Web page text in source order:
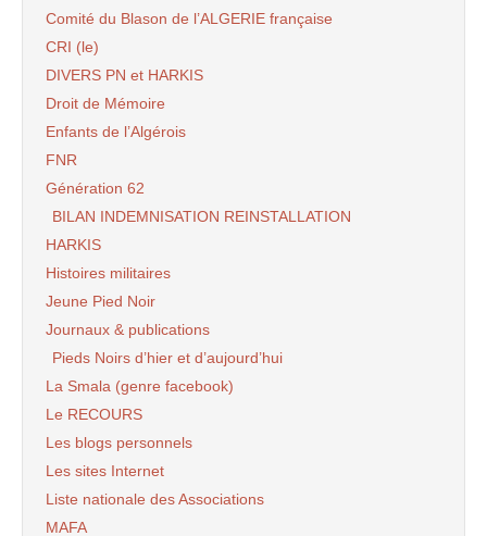
Comité du Blason de l’ALGERIE française
CRI (le)
DIVERS PN et HARKIS
Droit de Mémoire
Enfants de l’Algérois
FNR
Génération 62
BILAN INDEMNISATION REINSTALLATION
HARKIS
Histoires militaires
Jeune Pied Noir
Journaux & publications
Pieds Noirs d’hier et d’aujourd’hui
La Smala (genre facebook)
Le RECOURS
Les blogs personnels
Les sites Internet
Liste nationale des Associations
MAFA